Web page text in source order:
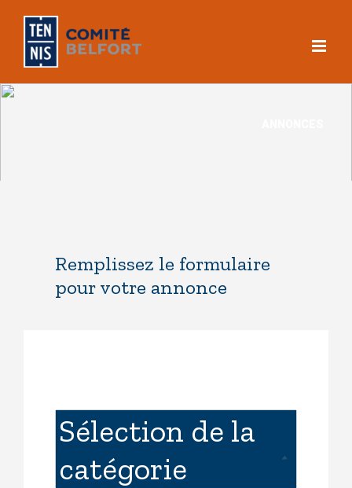
content
Remplissez le formulaire
pour votre annonce
Sélection de la
catégorie